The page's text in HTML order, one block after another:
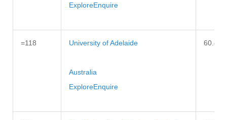
ExploreEnquire
=118 University of Adelaide
Australia
ExploreEnquire
60.4